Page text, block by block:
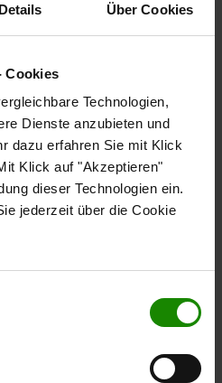
Details Über Cookies
Cookies
Technologien,
Dienste anzubieten und
dazu erfahren Sie mit Klick
Klick auf "Akzeptieren"
dieser Technologien ein.
jederzeit über die Cookie
MIT
FÜR
DEN ZUGANG ZUR
sie es schwer, Kenntnisse
für HeidbergKids“ will